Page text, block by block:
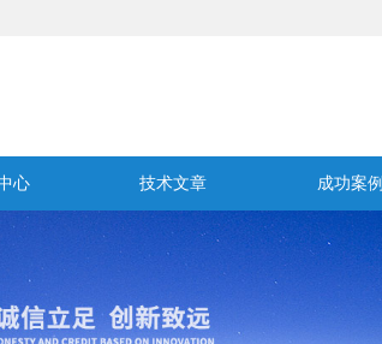
心 技术文章 成功案例